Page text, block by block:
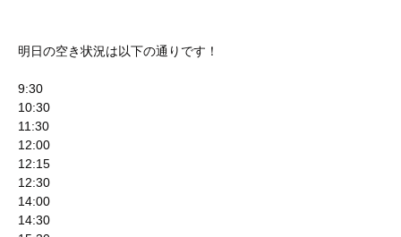
明日の空き状況は以下の通りです！
9:30
10:30
11:30
12:00
12:15
12:30
14:00
14:30